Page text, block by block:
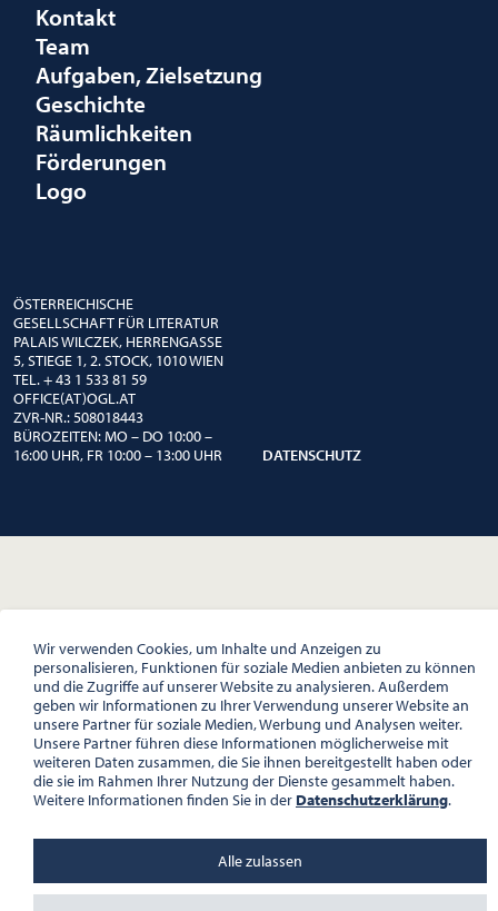
Kontakt
Team
Aufgaben, Zielsetzung
Geschichte
Räumlichkeiten
Förderungen
Logo
ÖSTERREICHISCHE
GESELLSCHAFT FÜR LITERATUR
PALAIS WILCZEK, HERRENGASSE
5, STIEGE 1, 2. STOCK, 1010 WIEN
TEL. + 43 1 533 81 59
OFFICE(AT)OGL.AT
ZVR-NR.: 508018443
BÜROZEITEN: MO – DO 10:00 –
16:00 UHR, FR 10:00 – 13:00 UHR
DATENSCHUTZ
Wir verwenden Cookies, um Inhalte und Anzeigen zu
personalisieren, Funktionen für soziale Medien anbieten zu können
und die Zugriffe auf unserer Website zu analysieren. Außerdem
geben wir Informationen zu Ihrer Verwendung unserer Website an
unsere Partner für soziale Medien, Werbung und Analysen weiter.
Unsere Partner führen diese Informationen möglicherweise mit
weiteren Daten zusammen, die Sie ihnen bereitgestellt haben oder
die sie im Rahmen Ihrer Nutzung der Dienste gesammelt haben.
Weitere Informationen finden Sie in der Datenschutzerklärung.
Alle zulassen